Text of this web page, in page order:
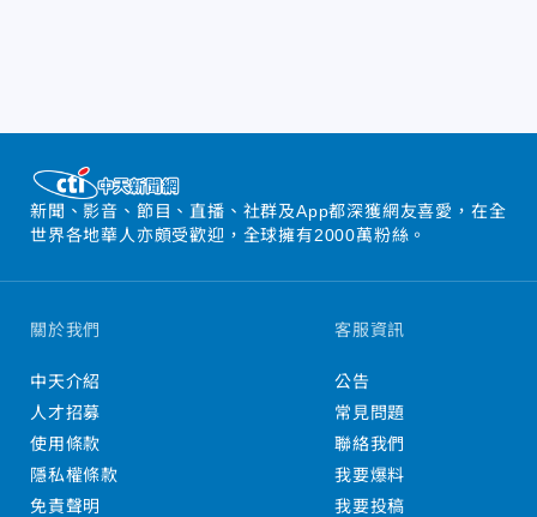
新聞、影音、節目、直播、社群及App都深獲網友喜愛，在全
世界各地華人亦頗受歡迎，全球擁有2000萬粉絲。
關於我們
中天介紹
人才招募
使用條款
隱私權條款
免責聲明
客服資訊
公告
常見問題
聯絡我們
我要爆料
我要投稿